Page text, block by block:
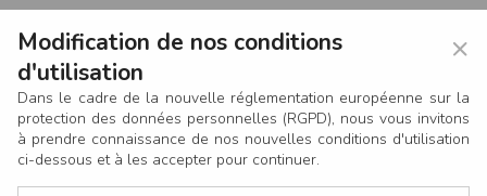
×
Modification de nos conditions
d'utilisation
Dans le cadre de la nouvelle réglementation européenne sur la
protection des données personnelles (RGPD), nous vous invitons
à prendre connaissance de nos nouvelles conditions d'utilisation
ci-dessous et à les accepter pour continuer.